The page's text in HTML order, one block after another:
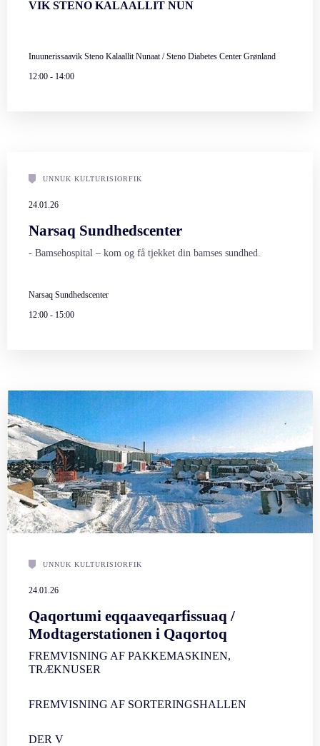
VIK STENO KALAALLIT NUN
Inuunerissaavik Steno Kalaallit Nunaat / Steno Diabetes Center Grønland
12:00 - 14:00
UNNUK KULTURISIORFIK
24.01.26
Narsaq Sundhedscenter
- Bamsehospital – kom og få tjekket din bamses sundhed.
Narsaq Sundhedscenter
12:00 - 15:00
UNNUK KULTURISIORFIK
24.01.26
Qaqortumi eqqaaveqarfissuaq /
Modtagerstationen i Qaqortoq
FREMVISNING AF PAKKEMASKINEN,
TRÆKNUSER
FREMVISNING AF SORTERINGSHALLEN
DER V